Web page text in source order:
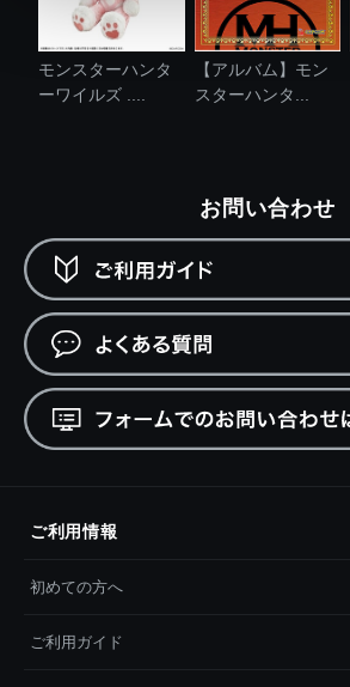
モンスターハンタ
ーワイルズ ....
【アルバム】モン
スターハンタ...
お問い合わせ
ご利用情報
初めての方へ
ご利用ガイド